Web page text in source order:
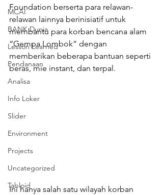
MCAI
BANK Dunia
Lesson Learned
Pendanaan
Analisa
Info Loker
Slider
Environment
Projects
Uncategorized
Tabloid
Foundation berserta para relawan-
relawan lainnya berinisiatif untuk
membantu para korban bencana alam
“Gempa Lombok” dengan
memberikan beberapa bantuan seperti
beras, mie instant, dan terpal.
Ini hanya salah satu wilayah korban